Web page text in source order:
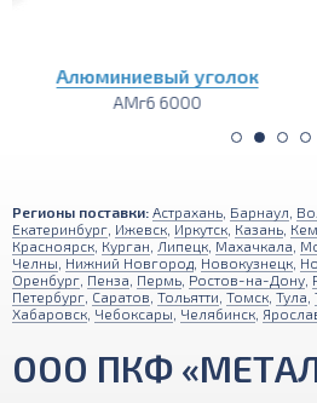
Алюминиевая
Регионы поставки: Астрахань Барнаул
Екатеринбург Ижевск Иркутск Казань
Красноярск Курган Липецк Махачкала
Челны Нижний Новгород Новокузнецк
Оренбург Пенза Пермь Ростов-на-Дону
Петербург Саратов Тольятти Томск Тула
Хабаровск Чебоксары Челябинск
ООО ПКФ